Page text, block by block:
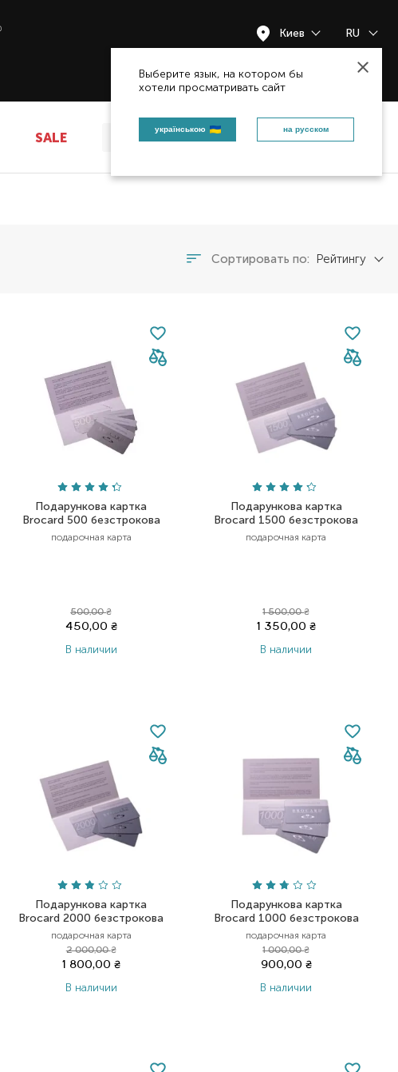
Киев RU
Выберите язык, на котором бы
хотели просматривать сайт
Закрыть
українською на русском
SALE
Сортировать по: Рейтингу
Подарункова картка
Brocard 500 безстрокова
подарочная карта
500,00₴
450,00 ₴
В наличии
Подарункова картка
Brocard 1500 безстрокова
подарочная карта
1 500,00₴
1 350,00 ₴
В наличии
Подарункова картка
Brocard 2000 безстрокова
подарочная карта
2 000,00₴
1 800,00 ₴
В наличии
Подарункова картка
Brocard 1000 безстрокова
подарочная карта
1 000,00₴
900,00 ₴
В наличии